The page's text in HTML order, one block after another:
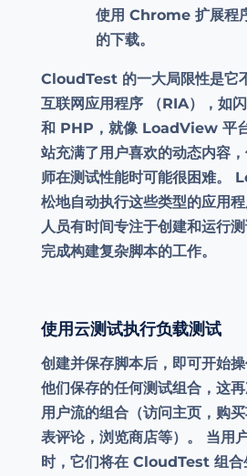
使用 Chrome 扩展程
的下载。
CloudTest 的一大局限性是它
互联网应用程序 （RIA），如
和 PHP，就像 LoadView 平
站充满了用户喜欢的动态内容
师在测试性能时可能很困难。
松地自动执行这些类型的应用
人员有时间专注于创建和运行
完成构建复杂脚本的工作。
使用云测试执行负载测试
创建并保存脚本后，即可开始
他们保存的任何测试组合，这
用户流的组合（访问主页，购
表评论，浏览商店等）。 当用
时，它们将在 CloudTest 组合